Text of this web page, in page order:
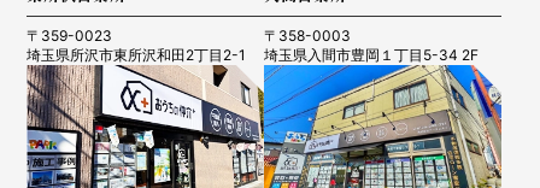
〒359-0023
埼玉県所沢市東所沢和田2丁目2-1
〒358-0003
埼玉県入間市豊岡１丁目5-34 2F